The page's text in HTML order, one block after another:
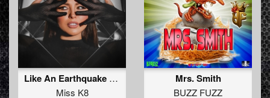
Like An Earthquake (Original Mix)
Miss K8
Mrs. Smith
BUZZ FUZZ